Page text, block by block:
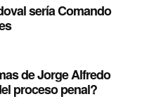
sería Comando
de Jorge Alfredo
proceso penal?